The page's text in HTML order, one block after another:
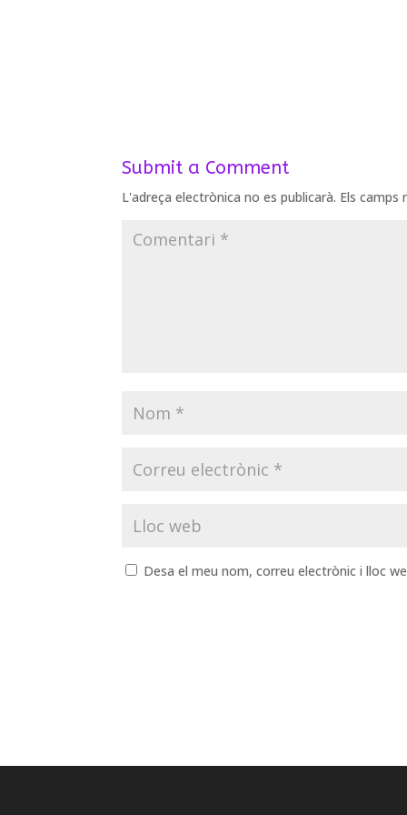
Submit a Comment
L'adreça electrònica no es publicarà. Els camps
Desa el meu nom, correu electrònic i lloc